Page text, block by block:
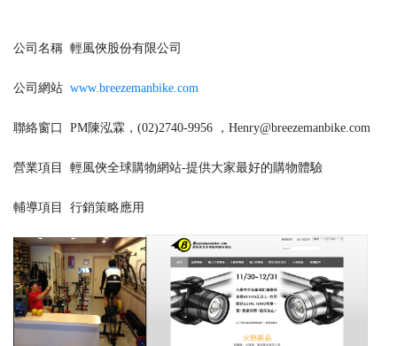
公司名稱 輕風俠股份有限公司
公司網站 www.breezemanbike.com
聯絡窗口 PM陳泓霖，(02)2740-9956 ，Henry@breezemanbike.com
營業項目 輕風俠全球購物網站-提供大家最好的購物體驗
輔導項目 行銷策略應用